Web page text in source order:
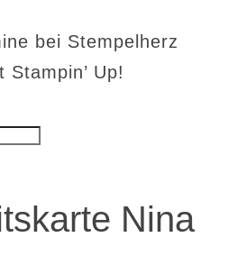
bei Stempelherz
Up!
Nina